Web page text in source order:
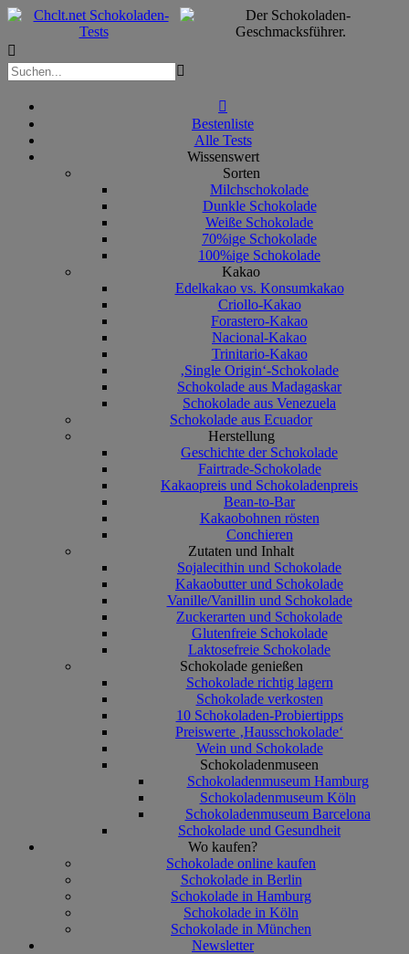



Bestenliste
Alle Tests
Wissenswert
Sorten
Milchschokolade
Dunkle Schokolade
Weiße Schokolade
70%ige Schokolade
100%ige Schokolade
Kakao
Edelkakao vs. Konsumkakao
Criollo-Kakao
Forastero-Kakao
Nacional-Kakao
Trinitario-Kakao
‚Single Origin‘-Schokolade
Schokolade aus Madagaskar
Schokolade aus Venezuela
Schokolade aus Ecuador
Herstellung
Geschichte der Schokolade
Fairtrade-Schokolade
Kakaopreis und Schokoladenpreis
Bean-to-Bar
Kakaobohnen rösten
Conchieren
Zutaten und Inhalt
Sojalecithin und Schokolade
Kakaobutter und Schokolade
Vanille/Vanillin und Schokolade
Zuckerarten und Schokolade
Glutenfreie Schokolade
Laktosefreie Schokolade
Schokolade genießen
Schokolade richtig lagern
Schokolade verkosten
10 Schokoladen-Probiertipps
Preiswerte ‚Hausschokolade‘
Wein und Schokolade
Schokoladenmuseen
Schokoladenmuseum Hamburg
Schokoladenmuseum Köln
Schokoladenmuseum Barcelona
Schokolade und Gesundheit
Wo kaufen?
Schokolade online kaufen
Schokolade in Berlin
Schokolade in Hamburg
Schokolade in Köln
Schokolade in München
Newsletter